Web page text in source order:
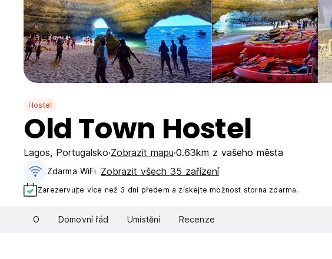
Hostel
Old Town Hostel
Lagos, Portugalsko Zobrazit mapu 0.63km z vašeho města
Zdarma WiFi Zobrazit všech 35 zařízení
Zarezervujte více než 3 dní předem a získejte možnost storna zdarma.
O Domovní řád Umístění Recenze